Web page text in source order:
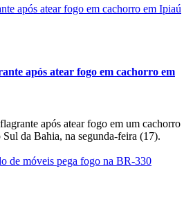
após atear fogo em cachorro em Ipiaú
após atear fogo em cachorro em
após atear fogo em um cachorro
da Bahia, na segunda-feira (17).
de móveis pega fogo na BR-330